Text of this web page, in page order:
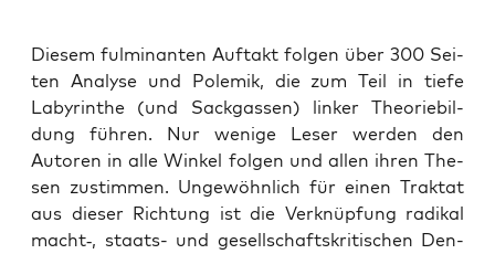
Die­sem ful­mi­nan­ten Auf­takt fol­gen über 300 Sei­
ten Ana­ly­se und Pole­mik, die zum Teil in tie­fe
Laby­rin­the (und Sack­gas­sen) lin­ker Theo­rie­bil­
dung füh­ren. Nur weni­ge Leser wer­den den
Autoren in alle Win­kel fol­gen und allen ihren The­
sen zustim­men. Unge­wöhn­lich für einen Trak­tat
aus die­ser Rich­tung ist die Ver­knüp­fung radi­kal
macht‑, staats- und gesell­schafts­kri­ti­schen Den­